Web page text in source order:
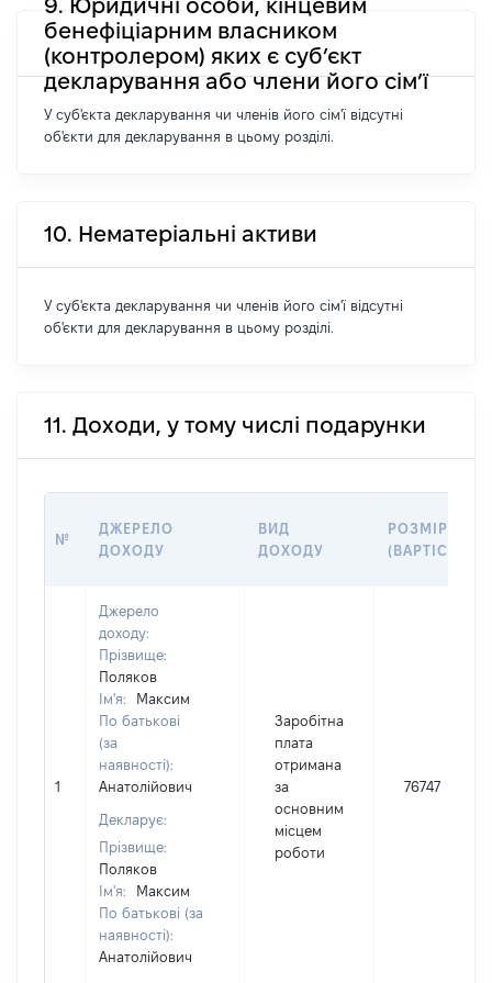
9. Юридичні особи, кінцевим
бенефіціарним власником
(контролером) яких є суб’єкт
декларування або члени його сім’ї
У суб'єкта декларування чи членів його сім'ї відсутні
об'єкти для декларування в цьому розділі.
10. Нематеріальні активи
У суб'єкта декларування чи членів його сім'ї відсутні
об'єкти для декларування в цьому розділі.
11. Доходи, у тому числі подарунки
№
ДЖЕРЕЛО
ДОХОДУ
ВИД
ДОХОДУ
РОЗМІР
(ВАРТІСТЬ)
1
Джерело
доходу:
Прізвище:
Поляков
Ім'я:
Максим
По батькові
(за
наявності):
Анатолійович
Декларує:
Прізвище:
Поляков
Ім'я:
Максим
По батькові (за
наявності):
Анатолійович
Заробітна
плата
отримана
за
основним
місцем
роботи
76747